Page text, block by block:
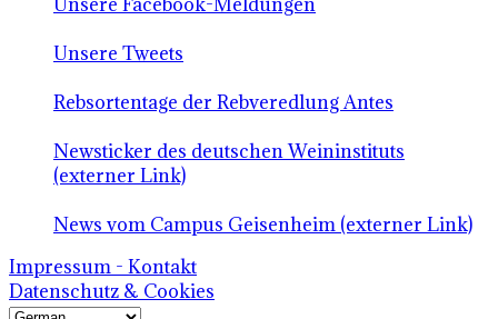
Unsere Tweets
Rebsortentage der Rebveredlung Antes
Newsticker des deutschen Weininstituts
(externer Link)
News vom Campus Geisenheim (externer Link)
Impressum - Kontakt
Datenschutz & Cookies